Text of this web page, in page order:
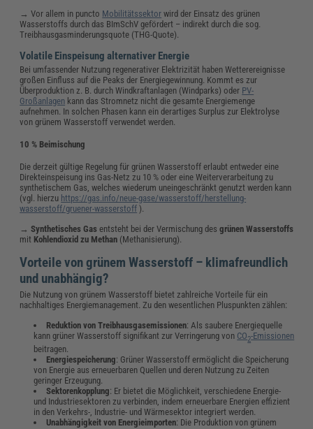
→ Vor allem in puncto Mobilitätssektor wird der Einsatz des grünen
Wasserstoffs durch das BImSchV gefördert – indirekt durch die sog.
Treibhausgasminderungsquote (THG-Quote).
Volatile Einspeisung alternativer Energie
Bei umfassender Nutzung regenerativer Elektrizität haben Wetterereignisse
großen Einfluss auf die Peaks der Energiegewinnung. Kommt es zur
Überproduktion z. B. durch Windkraftanlagen (Windparks) oder PV-
Großanlagen kann das Stromnetz nicht die gesamte Energiemenge
aufnehmen. In solchen Phasen kann ein derartiges Surplus zur Elektrolyse
von grünem Wasserstoff verwendet werden.
10 % Beimischung
Die derzeit gültige Regelung für grünen Wasserstoff erlaubt entweder eine
Direkteinspeisung ins Gas-Netz zu 10 % oder eine Weiterverarbeitung zu
synthetischem Gas, welches wiederum uneingeschränkt genutzt werden kann
(vgl. hierzu https://gas.info/neue-gase/wasserstoff/herstellung-
wasserstoff/gruener-wasserstoff ).
→Synthetisches Gas entsteht bei der Vermischung desgrünen Wasserstoffs
mit Kohlendioxid zu Methan (Methanisierung).
Vorteile von grünem Wasserstoff – klimafreundlich
und unabhängig?
Die Nutzung von grünem Wasserstoff bietet zahlreiche Vorteile für ein
nachhaltiges Energiemanagement. Zu den wesentlichen Pluspunkten zählen:
Reduktion von Treibhausgasemissionen: Als saubere Energiequelle
kann grüner Wasserstoff signifikant zur Verringerung von CO2-Emissionen
beitragen.
Energiespeicherung: Grüner Wasserstoff ermöglicht die Speicherung
von Energie aus erneuerbaren Quellen und deren Nutzung zu Zeiten
geringer Erzeugung.
Sektorenkopplung: Er bietet die Möglichkeit, verschiedene Energie-
und Industriesektoren zu verbinden, indem erneuerbare Energien effizient
in den Verkehrs-, Industrie- und Wärmesektor integriert werden.
Unabhängigkeit von Energieimporten: Die Produktion von grünem